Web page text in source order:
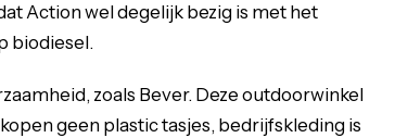
Action wel degelijk bezig is met het
biodiesel.
zoals Bever. Deze outdoorwinkel
geen plastic tasjes, bedrijfskleding is